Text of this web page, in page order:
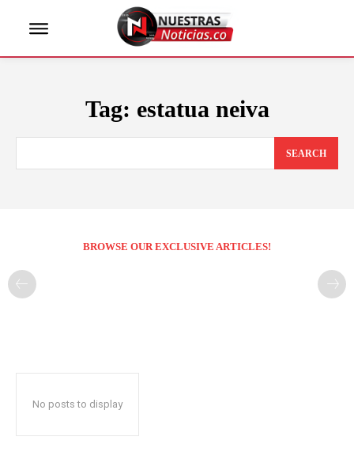
Tag: estatua neiva
SEARCH
BROWSE OUR EXCLUSIVE ARTICLES!
No posts to display